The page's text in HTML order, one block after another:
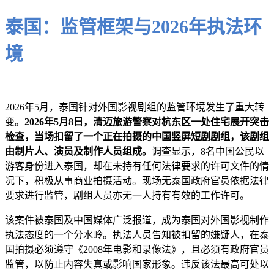
泰国：监管框架与2026年执法环
境
2026年5月，泰国针对外国影视剧组的监管环境发生了重大转
变。 2026年5月8日，清迈旅游警察对杭东区一处住宅展开突击
检查，当场扣留了一个正在拍摄的中国竖屏短剧剧组，该剧组
由制片人、演员及制作人员组成。 调查显示，8名中国公民以
游客身份进入泰国，却在未持有任何法律要求的许可文件的情
况下，积极从事商业拍摄活动。现场无泰国政府官员依据法律
要求进行监管，剧组人员亦无一人持有有效的工作许可。
该案件被泰国及中国媒体广泛报道，成为泰国对外国影视制作
执法态度的一个分水岭。执法人员告知被扣留的嫌疑人，在泰
国拍摄必须遵守《2008年电影和录像法》，且必须有政府官员
监管，以防止内容失真或影响国家形象。违反该法最高可处以